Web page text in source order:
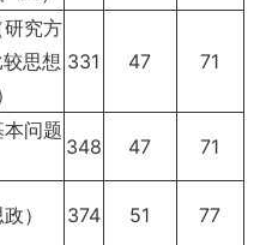
研究方
思想 331 47 71
问题
348 47 71
） 374 51 77